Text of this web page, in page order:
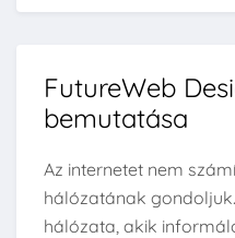
FutureWeb
bemutatása
Az internetet nem
hálózatának
hálózata, akik